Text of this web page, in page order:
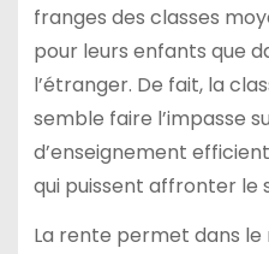
franges des classes
pour leurs enfants que
l’étranger. De fait, la
semble faire l’impasse
d’enseignement
qui puissent affronter le
La rente permet dans